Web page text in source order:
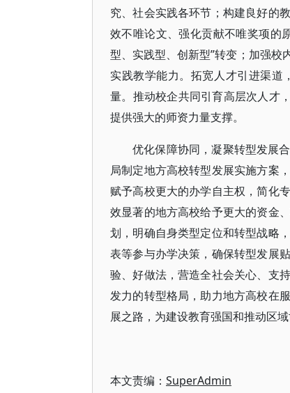
究、社会实践各环节；构建良好的
效不唯论文、强化贡献不唯奖项的
型、实践型、创新型”转变；加强
实践教学能力。拓宽人才引进渠道
量。推动校企共同引育高层次人才
提供强大的师资力量支撑。
优化保障协同，凝聚转型发展
局制定地方高校转型发展实施方案
赋予高校更大的办学自主权，简化
效显著的地方高校给予更大的资金
划，明确自身类型定位和转型战略
表等参与办学决策，确保转型发展
验、好做法，营造全社会关心、支
发力的转型格局，助力地方高校在
展之路，为建设教育强国和推动区域
本文责编： SuperAdmin